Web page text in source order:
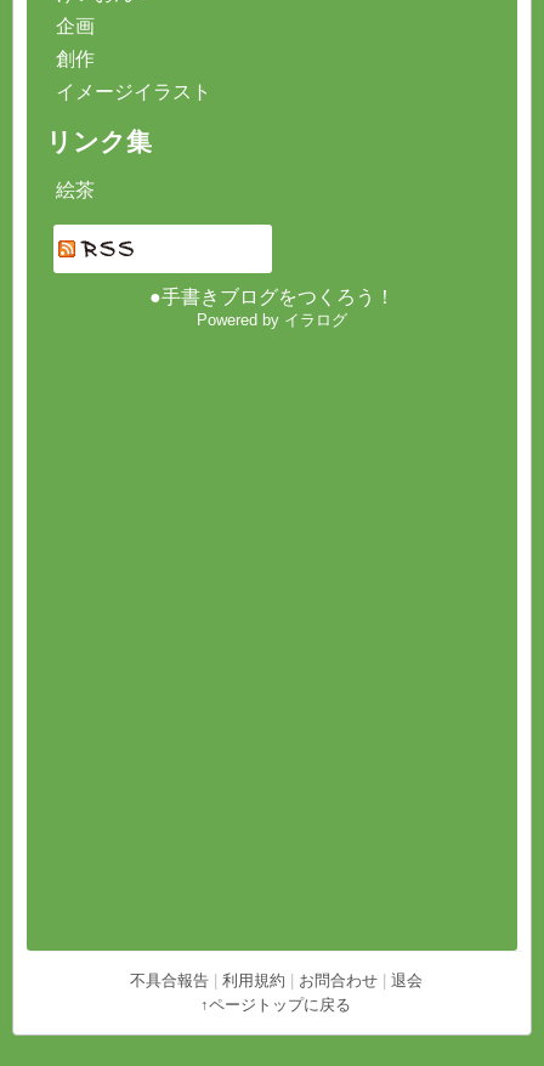
企画
創作
イメージイラスト
リンク集
絵茶
●手書きブログをつくろう！
Powered by イラログ
不具合報告 利用規約 お問合わせ
退会
↑ページトップに戻る